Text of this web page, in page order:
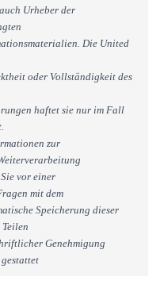
Urheber der
Die United
oder Vollständigkeit des
haftet sie nur im Fall
zur
vor einer
mit dem
Speicherung dieser
Genehmigung